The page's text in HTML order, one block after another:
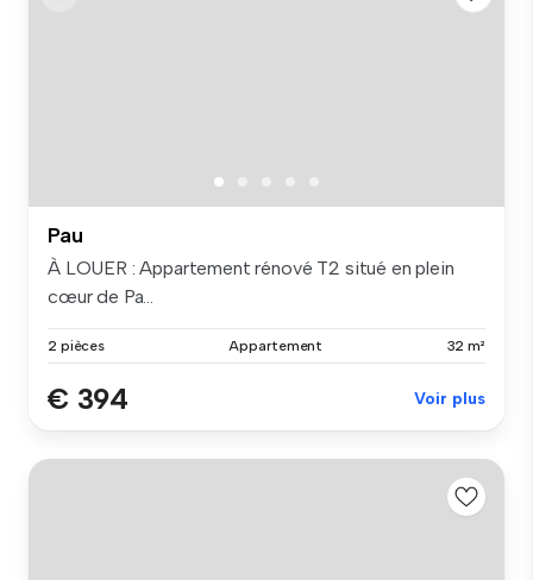
Pau
À LOUER : Appartement rénové T2 situé en plein
cœur de Pa...
2 pièces Appartement 32 m²
€ 394 Voir plus